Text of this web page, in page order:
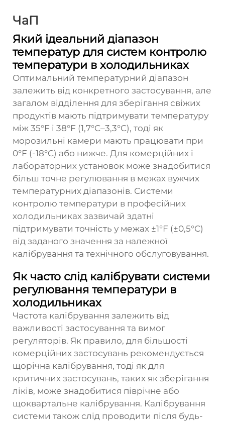
ЧаП
Який ідеальний діапазон
температур для систем контролю
температури в холодильниках
Оптимальний температурний діапазон
залежить від конкретного застосування, але
загалом відділення для зберігання свіжих
продуктів мають підтримувати температуру
між 35°F і 38°F (1,7°C–3,3°C), тоді як
морозильні камери мають працювати при
0°F (-18°C) або нижче. Для комерційних і
лабораторних установок може знадобитися
більш точне регулювання в межах вужчих
температурних діапазонів. Системи
контролю температури в професійних
холодильниках зазвичай здатні
підтримувати точність у межах ±1°F (±0,5°C)
від заданого значення за належної
калібрування та технічного обслуговування.
Як часто слід калібрувати системи
регулювання температури в
холодильниках
Частота калібрування залежить від
важливості застосування та вимог
регуляторів. Як правило, для більшості
комерційних застосувань рекомендується
щорічна калібрування, тоді як для
критичних застосувань, таких як зберігання
ліків, може знадобитися піврічне або
щоквартальне калібрування. Калібрування
системи також слід проводити після будь-